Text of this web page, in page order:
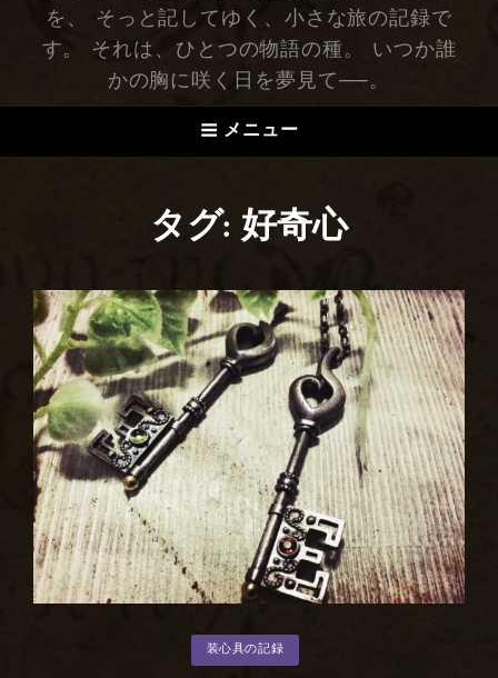
を、 そっと記してゆく、小さな旅の記録で
す。 それは、ひとつの物語の種。 いつか誰
かの胸に咲く日を夢見て──。
メニュー
タグ: 好奇心
装心具の記録